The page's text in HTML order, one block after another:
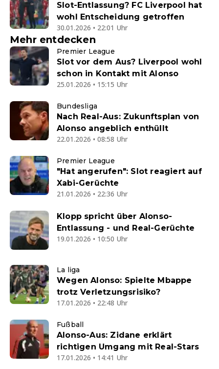
Slot-Entlassung? FC Liverpool hat
wohl Entscheidung getroffen
30.01.2026 • 22:01 Uhr
Mehr entdecken
Premier League
Slot vor dem Aus? Liverpool wohl
schon in Kontakt mit Alonso
25.01.2026 • 15:15 Uhr
Bundesliga
Nach Real-Aus: Zukunftsplan von
Alonso angeblich enthüllt
22.01.2026 • 08:58 Uhr
Premier League
"Hat angerufen": Slot reagiert auf
Xabi-Gerüchte
21.01.2026 • 22:36 Uhr
Klopp spricht über Alonso-
Entlassung - und Real-Gerüchte
19.01.2026 • 10:50 Uhr
La liga
Wegen Alonso: Spielte Mbappe
trotz Verletzungsrisiko?
17.01.2026 • 22:48 Uhr
Fußball
Alonso-Aus: Zidane erklärt
richtigen Umgang mit Real-Stars
17.01.2026 • 14:41 Uhr